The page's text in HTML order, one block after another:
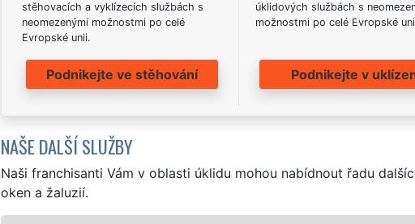
stěhovacích a vyklízecích službách s
neomezenými možnostmi po celé
Evropské unii.
Podnikejte ve stěhování
úklidových službách s
možnostmi po celé Evropské
Podnikejte v
NAŠE DALŠÍ SLUŽBY
Naši franchisanti Vám v oblasti úklidu mohou nabídnout řadu
oken a žaluzií.